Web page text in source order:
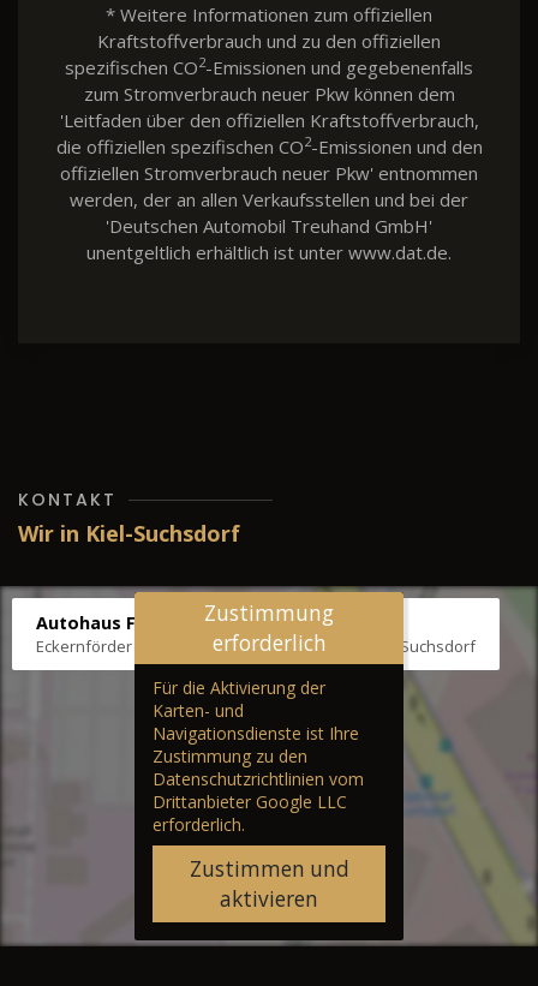
* Weitere Informationen zum offiziellen
Kraftstoffverbrauch und zu den offiziellen
spezifischen CO2-Emissionen und gegebenenfalls
zum Stromverbrauch neuer Pkw können dem
'Leitfaden über den offiziellen Kraftstoffverbrauch,
die offiziellen spezifischen CO2-Emissionen und den
offiziellen Stromverbrauch neuer Pkw' entnommen
werden, der an allen Verkaufsstellen und bei der
'Deutschen Automobil Treuhand GmbH'
unentgeltlich erhältlich ist unter www.dat.de.
KONTAKT
Wir in Kiel-Suchsdorf
Autohaus Fräter
Eckernförder Str. /Klausbrooker Weg 1, 24107 Kiel-Suchsdorf
Zustimmung
erforderlich
Für die Aktivierung der
Karten- und
Navigationsdienste ist Ihre
Zustimmung zu den
Datenschutzrichtlinien vom
Drittanbieter Google LLC
erforderlich.
Zustimmen und
aktivieren